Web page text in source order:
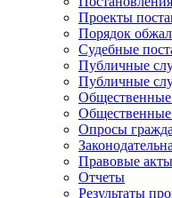
Проекты
Порядок
Судебные
Публичные
Публичные
Опросы
Правовые
Отчеты
Результаты